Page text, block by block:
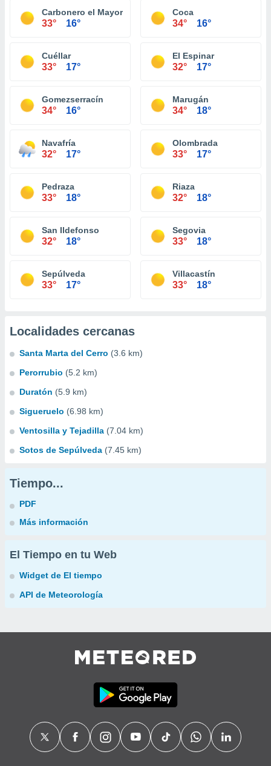
Carbonero el Mayor
33° 16°
Coca
34° 16°
Cuéllar
33° 17°
El Espinar
32° 17°
Gomezserracín
34° 16°
Marugán
34° 18°
Navafría
32° 17°
Olombrada
33° 17°
Pedraza
33° 18°
Riaza
32° 18°
San Ildefonso
32° 18°
Segovia
33° 18°
Sepúlveda
33° 17°
Villacastín
33° 18°
Localidades cercanas
Santa Marta del Cerro (3.6 km)
Perorrubio (5.2 km)
Duratón (5.9 km)
Sigueruelo (6.98 km)
Ventosilla y Tejadilla (7.04 km)
Sotos de Sepúlveda (7.45 km)
Tiempo...
PDF
Más información
El Tiempo en tu Web
Widget de El tiempo
API de Meteorología